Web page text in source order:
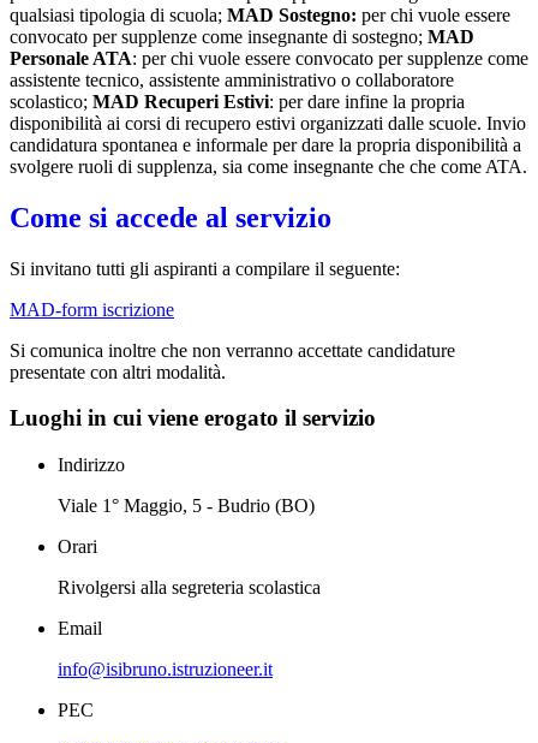
qualsiasi tipologia di scuola; MAD Sostegno: per chi vuole essere
convocato per supplenze come insegnante di sostegno; MAD
Personale ATA: per chi vuole essere convocato per supplenze come
assistente tecnico, assistente amministrativo o collaboratore
scolastico; MAD Recuperi Estivi: per dare infine la propria
disponibilità ai corsi di recupero estivi organizzati dalle scuole. Invio
candidatura spontanea e informale per dare la propria disponibilità a
svolgere ruoli di supplenza, sia come insegnante che che come ATA.
Come si accede al servizio
Si invitano tutti gli aspiranti a compilare il seguente:
MAD-form iscrizione
Si comunica inoltre che non verranno accettate candidature
presentate con altri modalità.
Luoghi in cui viene erogato il servizio
Indirizzo
Viale 1° Maggio, 5 - Budrio (BO)
Orari
Rivolgersi alla segreteria scolastica
Email
info@isibruno.istruzioneer.it
PEC